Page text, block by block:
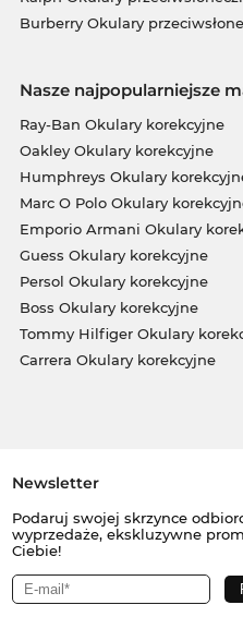
Burberry Okulary
Nasze najpopularniejsze
Ray-Ban Okulary korekcyjne
Oakley Okulary korekcyjne
Humphreys Okulary
Marc O Polo Okulary
Emporio Armani Okulary
Guess Okulary korekcyjne
Persol Okulary korekcyjne
Boss Okulary korekcyjne
Tommy Hilfiger Okulary
Carrera Okulary korekcyjne
Newsletter
Podaruj swojej skrzynce
wyprzedaże, ekskluzywne
Ciebie!